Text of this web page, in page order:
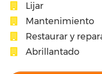
Lijar
Mantenimiento
Restaurar y
Abrillantado